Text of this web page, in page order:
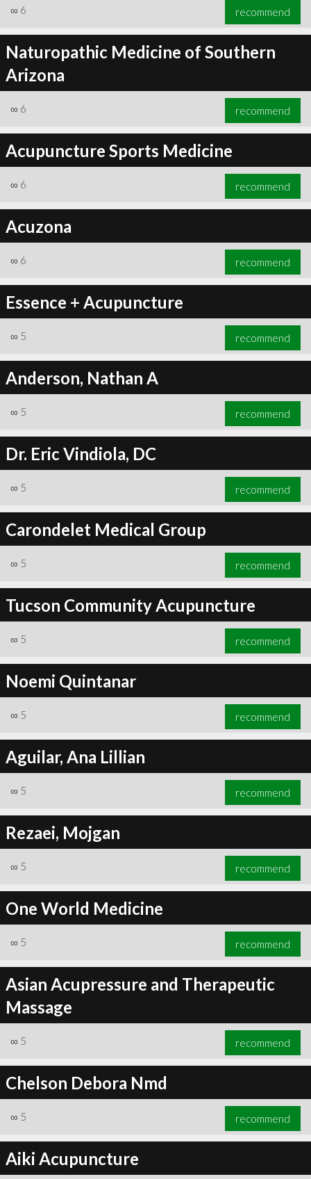
∞ 6 recommend
Naturopathic Medicine of Southern
Arizona
∞ 6 recommend
Acupuncture Sports Medicine
∞ 6 recommend
Acuzona
∞ 6 recommend
Essence + Acupuncture
∞ 5 recommend
Anderson, Nathan A
∞ 5 recommend
Dr. Eric Vindiola, DC
∞ 5 recommend
Carondelet Medical Group
∞ 5 recommend
Tucson Community Acupuncture
∞ 5 recommend
Noemi Quintanar
∞ 5 recommend
Aguilar, Ana Lillian
∞ 5 recommend
Rezaei, Mojgan
∞ 5 recommend
One World Medicine
∞ 5 recommend
Asian Acupressure and Therapeutic
Massage
∞ 5 recommend
Chelson Debora Nmd
∞ 5 recommend
Aiki Acupuncture